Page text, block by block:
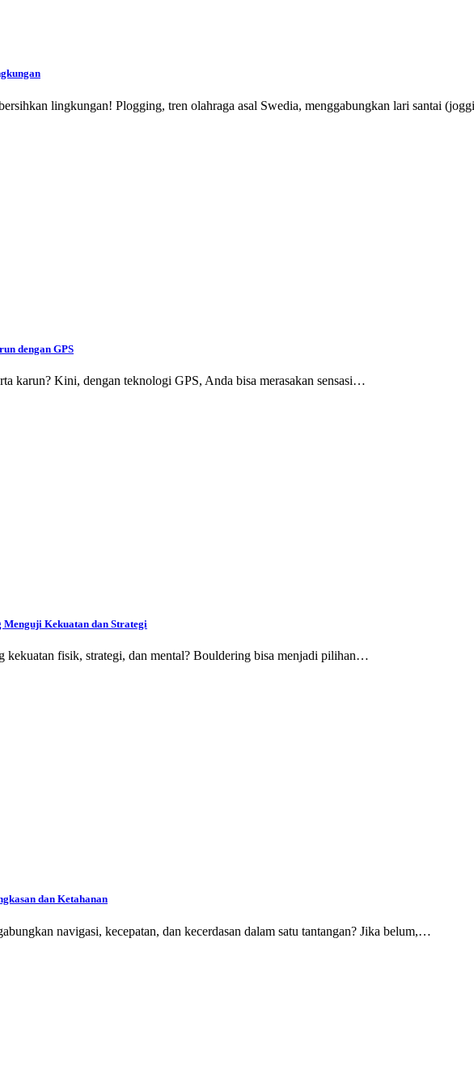
lingkungan! Plogging, tren olahraga asal Swedia, menggabungkan lari santai
dengan GPS
karun? Kini, dengan teknologi GPS, Anda bisa merasakan sensasi…
Kekuatan dan Strategi
kekuatan fisik, strategi, dan mental? Bouldering bisa menjadi pilihan…
dan Ketahanan
navigasi, kecepatan, dan kecerdasan dalam satu tantangan? Jika belum,…